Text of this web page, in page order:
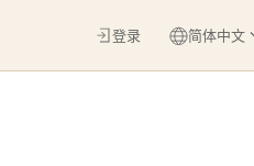
登录 简体中文